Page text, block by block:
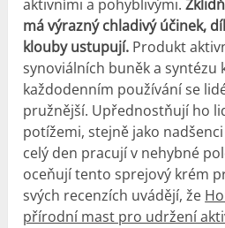
aktivními a pohyblivými.
má výrazný chladivý účinek,
klouby ustupují. Produkt
synoviálních buněk a syntézu
každodenním používání se
pružnější. Upřednostňují ho
potížemi, stejně jako
celý den pracují v nehybné
oceňují tento sprejový krém
svých recenzích uvádějí, že
přírodní mast pro udržení